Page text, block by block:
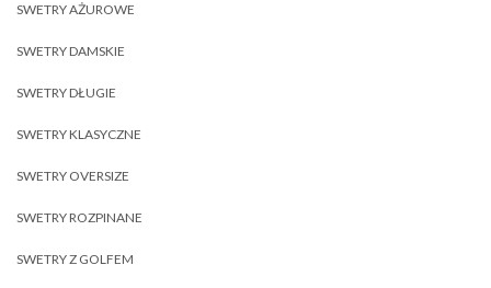
SWETRY AŻUROWE
SWETRY DAMSKIE
SWETRY DŁUGIE
SWETRY KLASYCZNE
SWETRY OVERSIZE
SWETRY ROZPINANE
SWETRY Z GOLFEM